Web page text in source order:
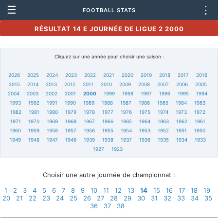
☰ FOOTBALL STATS ⋮
RÉSULTAT 14 E JOURNÉE DE LIGUE 2 2000
Cliquez sur une année pour choisir une saison :
2026 2025 2024 2023 2022 2021 2020 2019 2018 2017
2016
2015
2014 2013 2012 2011 2010 2009 2008 2007 2006
2005
2004
2003 2002 2001 2000 1999 1998 1997 1996 1995
1994
1993
1992 1991 1990 1989 1988 1987 1986 1985 1984
1983
1982
1981 1980 1979 1978 1977 1976 1975 1974 1973
1972
1971
1970 1969 1968 1967 1966 1965 1964 1963 1962
1961
1960
1959 1958 1957 1956 1955 1954 1953 1952 1951
1950
1949
1948 1947 1946 1939 1938 1937 1936 1935 1934
1933
1927
1923
Choisir une autre journée de championnat :
1
2 3 4 5 6 7 8 9 10 11 12 13 14 15 16 17 18
19
20
21 22 23 24 25 26 27 28 29 30 31 32 33 34
35
36
37 38